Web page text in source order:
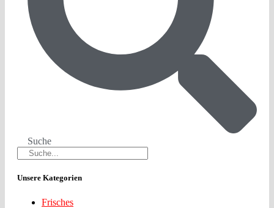
Suche
Unsere Kategorien
Frisches